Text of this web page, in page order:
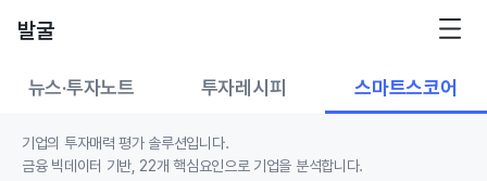
발굴
뉴스·투자노트 투자레시피 스마트스코어
기업의 투자매력 평가 솔루션입니다.
금융 빅데이터 기반, 22개 핵심요인으로 기업을 분석합니다.